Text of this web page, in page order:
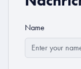
Name